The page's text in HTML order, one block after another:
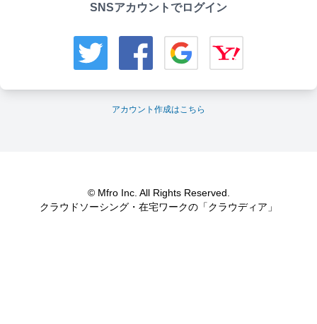
SNSアカウントでログイン
アカウント作成はこちら
© Mfro Inc. All Rights Reserved.
クラウドソーシング・在宅ワークの「クラウディア」